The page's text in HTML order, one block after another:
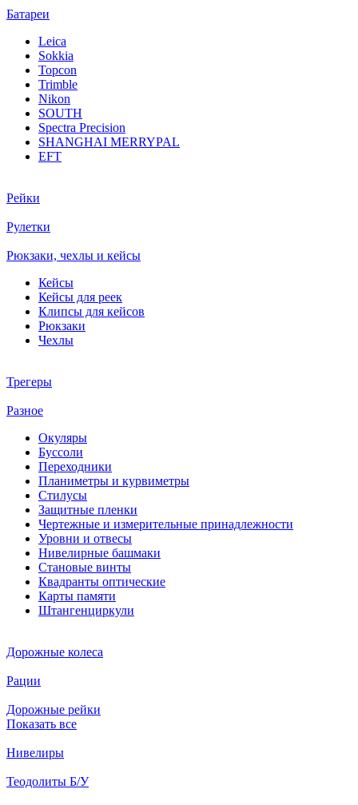
Батареи
Leica
Sokkia
Topcon
Trimble
Nikon
SOUTH
Spectra Precision
SHANGHAI MERRYPAL
EFT
Рейки
Рулетки
Рюкзаки, чехлы и кейсы
Кейсы
Кейсы для реек
Клипсы для кейсов
Рюкзаки
Чехлы
Трегеры
Разное
Окуляры
Буссоли
Переходники
Планиметры и курвиметры
Стилусы
Защитные пленки
Чертежные и измерительные принадлежности
Уровни и отвесы
Нивелирные башмаки
Становые винты
Квадранты оптические
Карты памяти
Штангенциркули
Дорожные колеса
Рации
Дорожные рейки
Показать все
Нивелиры
Теодолиты Б/У